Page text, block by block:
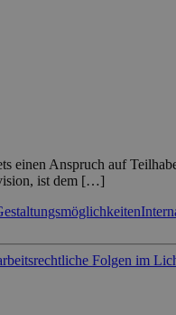
einen Anspruch auf
ist dem […]